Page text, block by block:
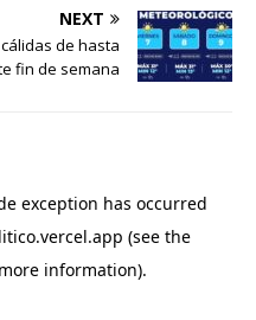
NEXT
de hasta
fin de semana